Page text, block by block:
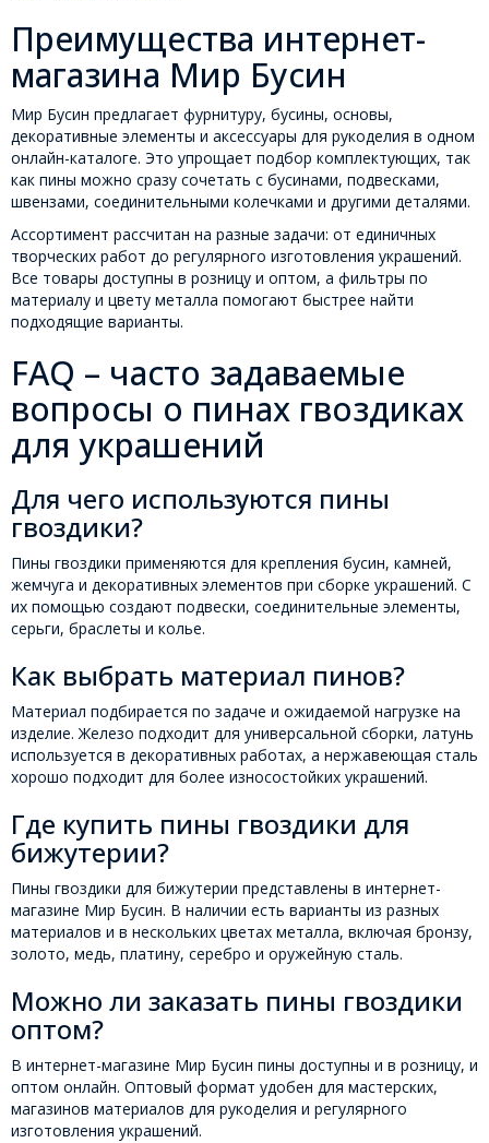
Преимущества интернет-
магазина Мир Бусин
Мир Бусин предлагает фурнитуру, бусины, основы,
декоративные элементы и аксессуары для рукоделия в одном
онлайн-каталоге. Это упрощает подбор комплектующих, так
как пины можно сразу сочетать с бусинами, подвесками,
швензами, соединительными колечками и другими деталями.
Ассортимент рассчитан на разные задачи: от единичных
творческих работ до регулярного изготовления украшений.
Все товары доступны в розницу и оптом, а фильтры по
материалу и цвету металла помогают быстрее найти
подходящие варианты.
FAQ – часто задаваемые
вопросы о пинах гвоздиках
для украшений
Для чего используются пины
гвоздики?
Пины гвоздики применяются для крепления бусин, камней,
жемчуга и декоративных элементов при сборке украшений. С
их помощью создают подвески, соединительные элементы,
серьги, браслеты и колье.
Как выбрать материал пинов?
Материал подбирается по задаче и ожидаемой нагрузке на
изделие. Железо подходит для универсальной сборки, латунь
используется в декоративных работах, а нержавеющая сталь
хорошо подходит для более износостойких украшений.
Где купить пины гвоздики для
бижутерии?
Пины гвоздики для бижутерии представлены в интернет-
магазине Мир Бусин. В наличии есть варианты из разных
материалов и в нескольких цветах металла, включая бронзу,
золото, медь, платину, серебро и оружейную сталь.
Можно ли заказать пины гвоздики
оптом?
В интернет-магазине Мир Бусин пины доступны и в розницу, и
оптом онлайн. Оптовый формат удобен для мастерских,
магазинов материалов для рукоделия и регулярного
изготовления украшений.